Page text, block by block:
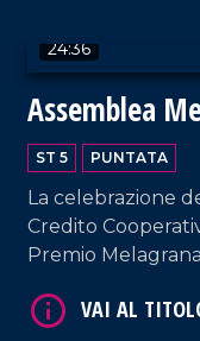
24:36
Assemblea
ST 5 PUNTATA
La celebrazione
Credito
Premio
VAI AL TITOLO